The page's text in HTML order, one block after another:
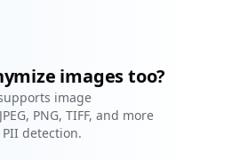
images too?
image
PNG, TIFF, and more
detection.